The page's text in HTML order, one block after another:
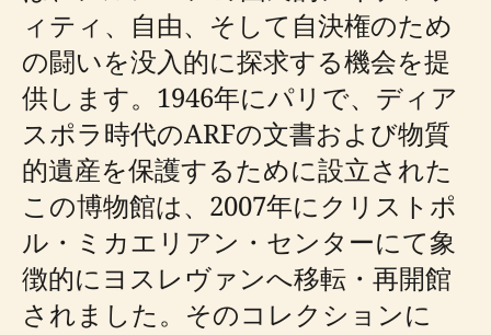
ィティ、自由、そして自決権のため
の闘いを没入的に探求する機会を提
供します。1946年にパリで、ディア
スポラ時代のARFの文書および物質
的遺産を保護するために設立された
この博物館は、2007年にクリストポ
ル・ミカエリアン・センターにて象
徴的にヨスレヴァンへ移転・再開館
されました。そのコレクションに